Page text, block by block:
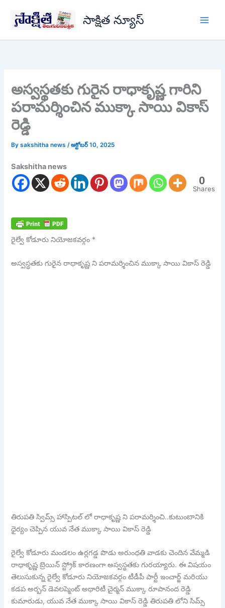
content
సాక్షిత న్యూస్
అస్వస్థతకు గురైన రాధాకృష్ణ గారిని
పరామర్శించిన ముక్కా సాయి వికాస్
రెడ్డి
Bysakshitha news/అక్టోబర్ 10, 2025
Sakshitha news
0
Shares
రైల్వే కోడూరు నియోజకవర్గం *
అస్వస్థతకు గురైన రాధాకృష్ణ ని పరామర్శించిన ముక్కా సాయి వికాస్ రెడ్డి
తిరుపతి స్విమ్స్ హాస్పిటల్ లో రాధాకృష్ణ ని పరామర్శించి..కుటుంబానికి
ధైర్యం చెప్పిన యువ నేత ముక్కా సాయి వికాస్ రెడ్డి
రైల్వే కోడూరు మండలం ఉర్లగడ్డ పొడు అరుంధతి వాడకు చెందిన వేమ్మడి
రాధాకృష్ణ బ్రెయిన్‌ స్ట్రోక్‌ కారణంగా అస్వస్థతకు గురయ్యారు. ఈ విషయం
తెలుసుకున్న రైల్వే కోడూరు నియోజకవర్గం టీడీపీ పార్టీ ఇంచార్జ్ మరియు
కడప అర్బన్ డెవలప్మెంట్ అథారిటీ చైర్మన్ ముక్కా రూపానంద రెడ్డి
కుమారుడు, యువ నేత ముక్కా సాయి వికాస్ రెడ్డి తిరుపతి లోని సిమ్స్